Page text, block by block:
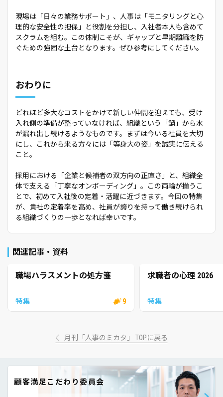
現場は「日々の業務サポート」、人事は「モニタリングと心
理的な安全性の担保」と役割を分担し、入社者本人も含めて
スクラムを組む。この体制こそが、ギャップと早期離職を防
ぐための強固な土台となります。ぜひ参考にしてください。
おわりに
どれほど多大なコストをかけて新しい仲間を迎えても、受け
入れ側の準備が整っていなければ、組織という「鍋」から水
が漏れ出し続けるようなものです。まずは今いる社員を大切
にし、これから来る方々には「等身大の姿」を誠実に伝える
こと。
採用における「企業と候補者の双方向の正直さ」と、組織全
体で支える「丁寧なオンボーディング」。この両輪が揃うこ
とで、初めて入社後の定着・活躍に近づきます。今回の特集
が、貴社の定着率を高め、社員が誇りを持って働き続けられ
る組織づくりの一歩となれば幸いです。
関連記事・資料
職場ハラスメントの処方箋
特集 9
求職者の心理 2026
特集
月刊「人事のミカタ」 TOPに戻る
顧客満足こだわり委員会